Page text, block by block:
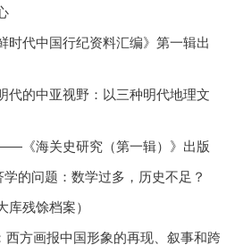
时代中国行纪资料汇编》第一辑出
代的中亚视野：以三种明代地理文
《海关史研究（第一辑）》出版
的问题：数学过多，历史不足？
库残馀档案）
方画报中国形象的再现、叙事和跨